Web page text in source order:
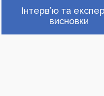
Інтерв’ю та
висновки